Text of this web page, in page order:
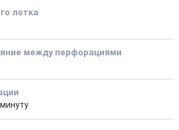
лотка
между перфорациями